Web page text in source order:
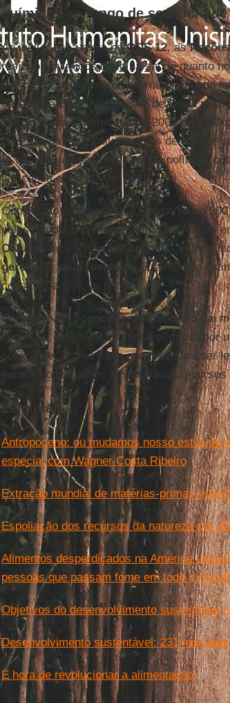
químicos ao longo de seu ciclo
Ao incluir essa meta noODS 12, as
resíduos químicos tanto na saúde quanto
per capita praticamente dobrou no mundo
década de 2000. Nos países de renda
17kg per capita entre 1996 e 2000 para
eles são os mais poluentes: os de alta
(a qual exige boas práticas nas políticas
per capita entre 2006 e 2011.
Outro dado preocupante é que cerca de
pelos resíduos presentes em 3,000 locais
ONUdestaca a importância de incentivar
gerenciar seus resíduos
. E, ainda, de
consumo e reciclar o lixo.
Como se vê, o conceito de consumovai
compras, e torná-lo sustentável passa por
sociedade. É uma meta que precisará ser
causar novos danos aos limitados recursos
Leia mais...
Antropoceno: ou mudamos nosso estilo de
especial com Wagner Costa Ribeiro
Extração mundial de matérias-primas
Espoliação dos recursos da natureza por
Alimentos desperdiçados na América
pessoas que passam fome em todo o
Objetivos do desenvolvimento sustentável
Desenvolvimento sustentável: 231
É hora de revolucionar a alimentação